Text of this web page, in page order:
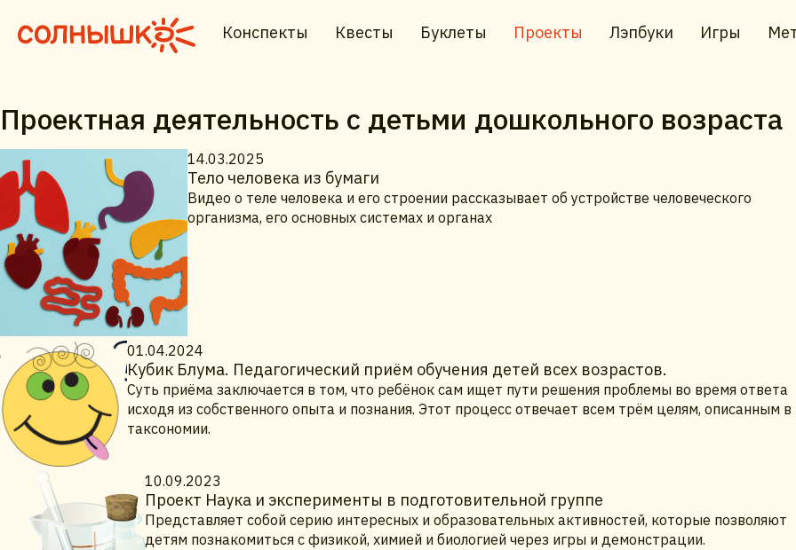
Конспекты Квесты Буклеты Проекты Лэпбуки Игры
Проектная деятельность с детьми дошкольного возраста
14.03.2025
Тело человека из бумаги
Видео о теле человека и его строении рассказывает об устройстве человеческого
организма, его основных системах и органах
01.04.2024
Кубик Блума. Педагогический приём обучения детей всех возрастов.
Суть приёма заключается в том, что ребёнок сам ищет пути решения проблемы во время ответа
исходя из собственного опыта и познания. Этот процесс отвечает всем трём целям, описанным в
таксономии.
10.09.2023
Проект Наука и эксперименты в подготовительной группе
Представляет собой серию интересных и образовательных активностей, которые позволяют
детям познакомиться с физикой, химией и биологией через игры и демонстрации.